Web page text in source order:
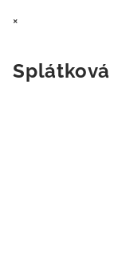
×
Splátková